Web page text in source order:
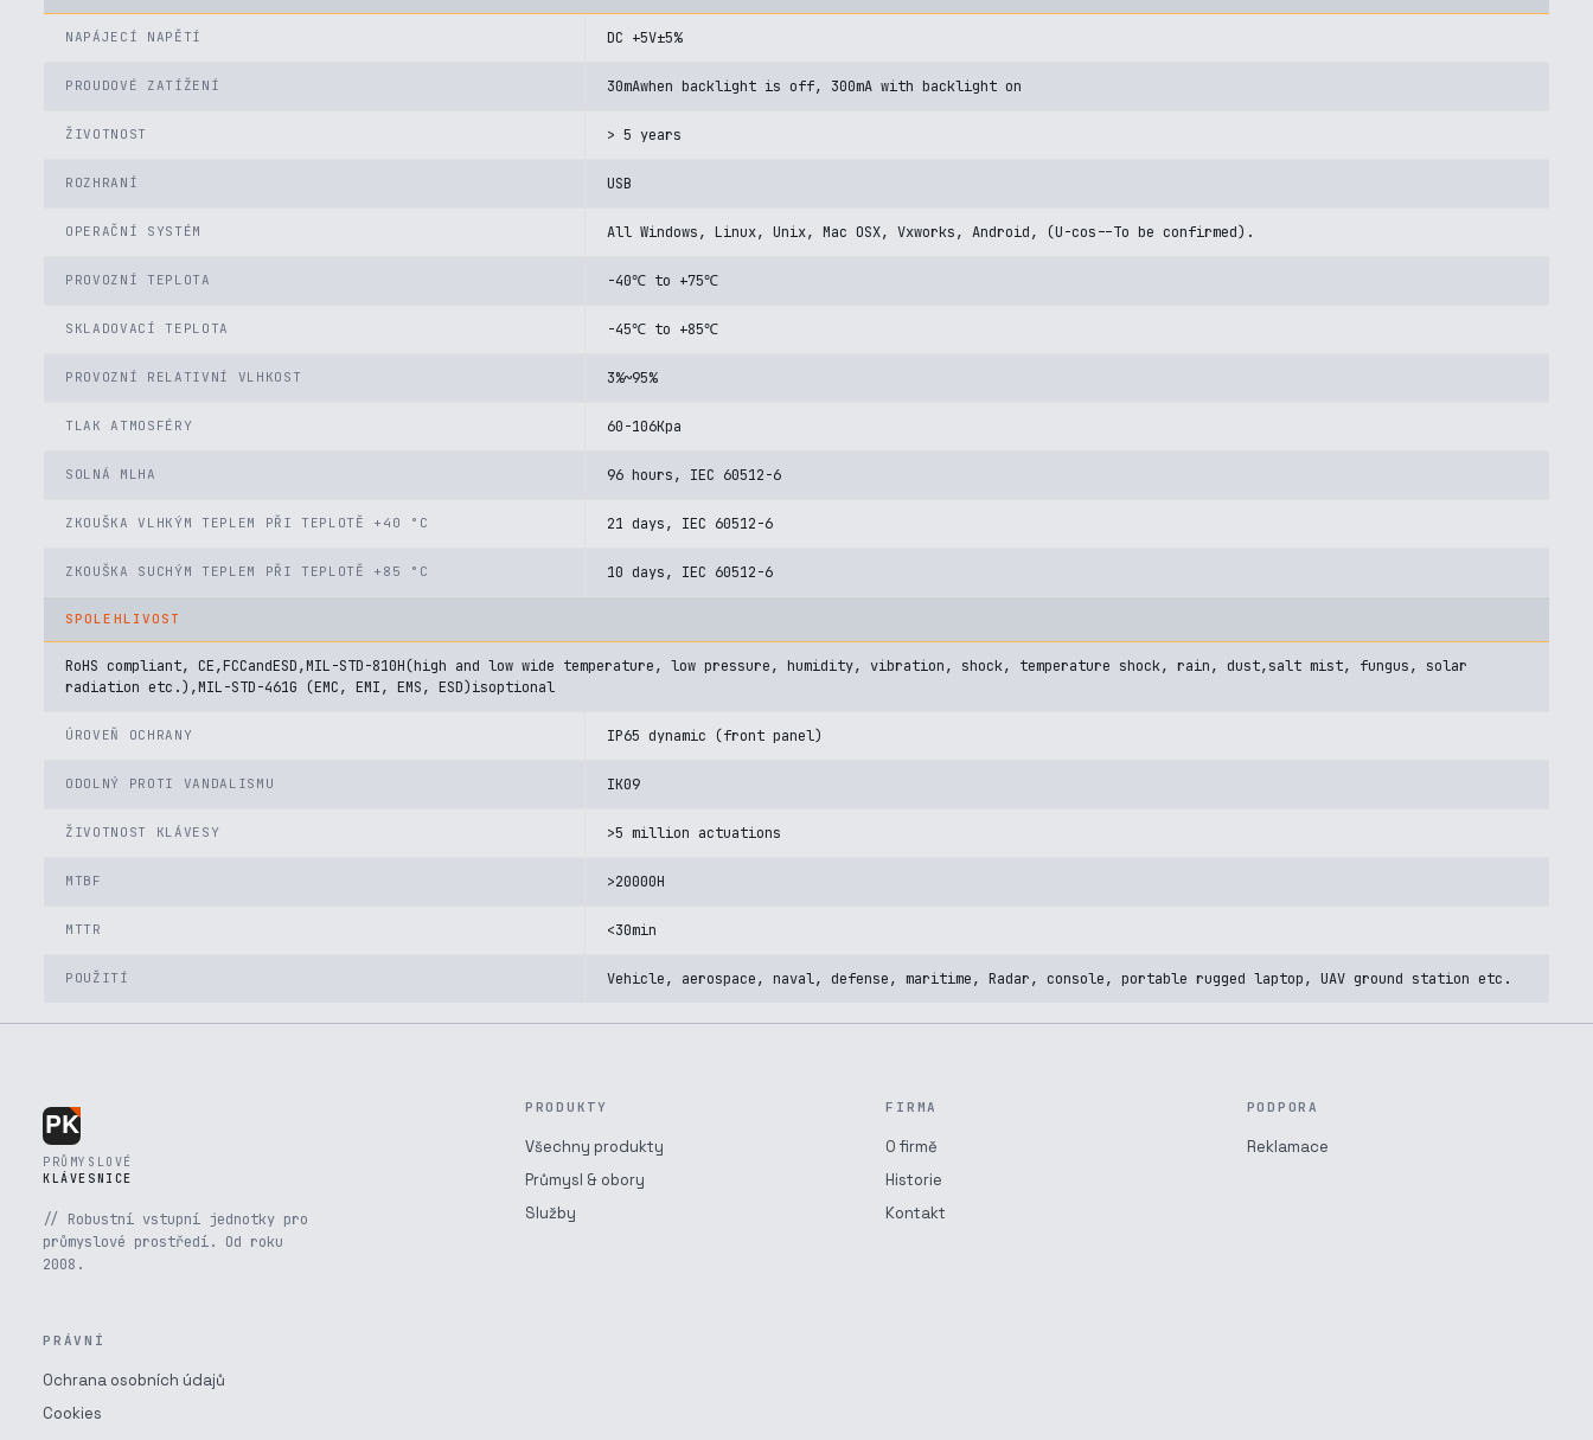
NAPÁJECÍ NAPĚTÍ DC +5V±5%
PROUDOVÉ ZATÍŽENÍ 30mAwhen backlight is off, 300mA with backlight on
ŽIVOTNOST > 5 years
ROZHRANÍ USB
OPERAČNÍ SYSTÉM All Windows, Linux, Unix, Mac OSX, Vxworks, Android, (U-cos--To be confirmed).
PROVOZNÍ TEPLOTA -40℃ to +75℃
SKLADOVACÍ TEPLOTA -45℃ to +85℃
PROVOZNÍ RELATIVNÍ VLHKOST 3%~95%
TLAK ATMOSFÉRY 60-106Kpa
SOLNÁ MLHA 96 hours, IEC 60512-6
ZKOUŠKA VLHKÝM TEPLEM PŘI TEPLOTĚ +40 °C 21 days, IEC 60512-6
ZKOUŠKA SUCHÝM TEPLEM PŘI TEPLOTĚ +85 °C 10 days, IEC 60512-6
SPOLEHLIVOST
RoHS compliant, CE,FCCandESD,MIL-STD-810H(high and low wide temperature, low pressure, humidity, vibration, shock, temperature shock, rain, dust,salt mist, fungus, solar
radiation etc.),MIL-STD-461G (EMC, EMI, EMS, ESD)isoptional
ÚROVEŇ OCHRANY IP65 dynamic (front panel)
ODOLNÝ PROTI VANDALISMU IK09
ŽIVOTNOST KLÁVESY >5 million actuations
MTBF >20000H
MTTR <30min
POUŽITÍ Vehicle, aerospace, naval, defense, maritime, Radar, console, portable rugged laptop, UAV ground station etc.
PRŮMYSLOVÉ
KLÁVESNICE
// Robustní vstupní jednotky pro
průmyslové prostředí. Od roku
2008.
PRODUKTY
Všechny produkty
Průmysl & obory
Služby
FIRMA
O firmě
Historie
Kontakt
PODPORA
Reklamace
PRÁVNÍ
Ochrana osobních údajů
Cookies